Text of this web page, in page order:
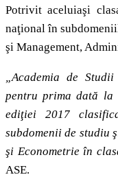
Potrivit aceluiaşi
naţional în
şi Management,
„Academia de
pentru prima dată la
ediţiei 2017
subdomenii de studiu
şi Econometrie în
ASE.